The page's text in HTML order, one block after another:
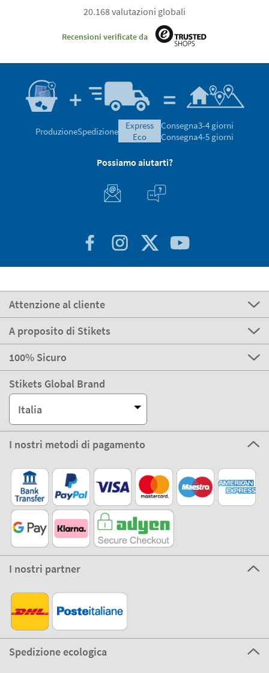
Soddisfazione garantita
4.59/5.00 Eccellente
20.168 valutazioni globali
Recensioni verificate da
Possiamo aiutarti?
Attenzione al cliente
A proposito di Stikets
100% Sicuro
Stikets Global Brand
Italia
I nostri metodi di pagamento
I nostri partner